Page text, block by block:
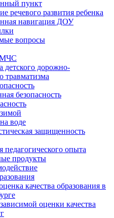
пункт
речевого развития ребенка
навигация ДОУ
вопросы
МЧС
детского дорожно-
травматизма
безопасность
воде
защищенность
педагогического опыта
продукты
качества образования в
оценки качества